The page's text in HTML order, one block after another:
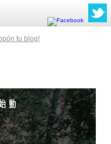
tu blog!